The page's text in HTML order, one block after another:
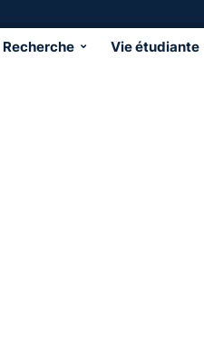
Recherche Vie étudiante